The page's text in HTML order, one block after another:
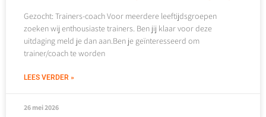
Gezocht: Trainers-coach Voor meerdere leeftijdsgroepen
zoeken wij enthousiaste trainers. Ben jij klaar voor deze
uitdaging meld je dan aan.Ben je geïnteresseerd om
trainer/coach te worden
LEES VERDER »
26 mei 2026